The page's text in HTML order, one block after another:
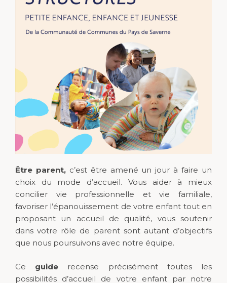
Être parent, c’est être amené un jour à faire un
choix du mode d’accueil. Vous aider à mieux
concilier vie professionnelle et vie familiale,
favoriser l’épanouissement de votre enfant tout en
proposant un accueil de qualité, vous soutenir
dans votre rôle de parent sont autant d’objectifs
que nous poursuivons avec notre équipe.
Ce guide recense précisément toutes les
possibilités d’accueil de votre enfant par notre